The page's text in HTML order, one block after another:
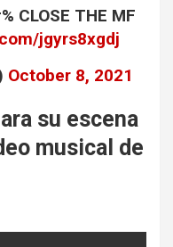
CLOSE THE MF
jgyrs8xgdj
October 8, 2021
su escena
musical de